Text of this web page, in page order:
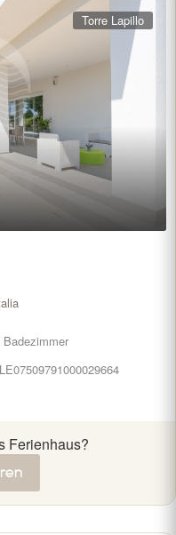
Torre Lapillo
Badezimmer
Ferienhaus?